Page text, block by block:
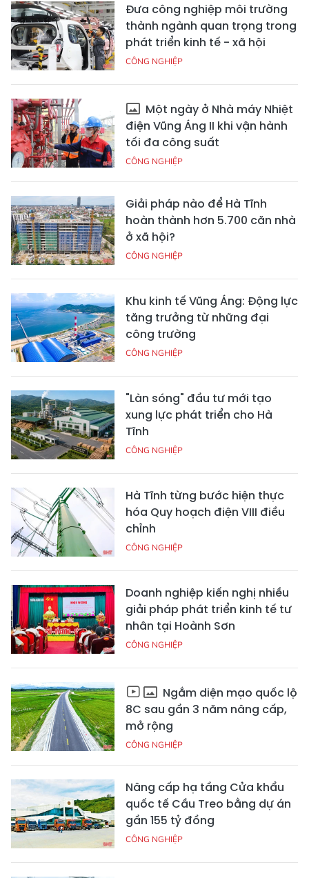
Đưa công nghiệp môi trường
thành ngành quan trọng trong
phát triển kinh tế - xã hội
CÔNG NGHIỆP
Một ngày ở Nhà máy Nhiệt
điện Vũng Áng II khi vận hành
tối đa công suất
CÔNG NGHIỆP
Giải pháp nào để Hà Tĩnh
hoàn thành hơn 5.700 căn nhà
ở xã hội?
CÔNG NGHIỆP
Khu kinh tế Vũng Áng: Động lực
tăng trưởng từ những đại
công trường
CÔNG NGHIỆP
"Làn sóng" đầu tư mới tạo
xung lực phát triển cho Hà
Tĩnh
CÔNG NGHIỆP
Hà Tĩnh từng bước hiện thực
hóa Quy hoạch điện VIII điều
chỉnh
CÔNG NGHIỆP
Doanh nghiệp kiến nghị nhiều
giải pháp phát triển kinh tế tư
nhân tại Hoành Sơn
CÔNG NGHIỆP
Ngắm diện mạo quốc lộ
8C sau gần 3 năm nâng cấp,
mở rộng
CÔNG NGHIỆP
Nâng cấp hạ tầng Cửa khẩu
quốc tế Cầu Treo bằng dự án
gần 155 tỷ đồng
CÔNG NGHIỆP